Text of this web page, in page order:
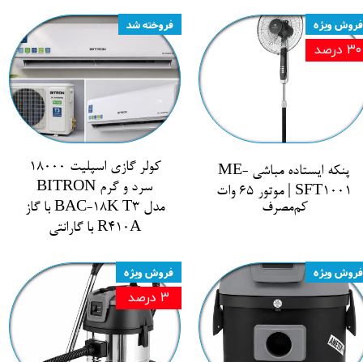
پنکه ایستاده مباشی ME-
SFT1001 | موتور 65 وات
کم‌مصرف
فروش ویژه
۳۰ درصد
کولر گازی اسپلیت 18000
سرد و گرم BITRON
مدل BAC-18K T3 با گاز
R410A با گارانتی
فروخته شد
فروش ویژه فروش ویژه
۳ درصد